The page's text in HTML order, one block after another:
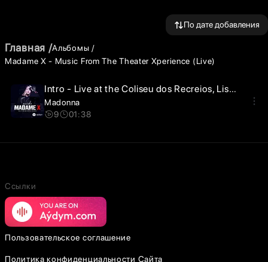
По дате добавления
Главная
Альбомы
Madame X - Music From The Theater Xperience (Live)
Intro - Live at the Coliseu dos Recreios, Lisbon, Portugal, 1/12-23/2020
Madonna
9
01:38
Ссылки
Пользовательское соглашение
Политика конфиденциальности Сайта